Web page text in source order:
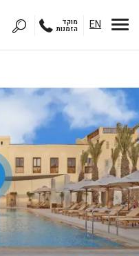
EN מוקד
הזמנות